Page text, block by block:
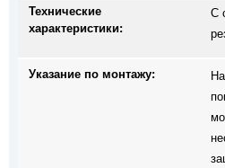
Технические
характеристики:
С
Указание по монтажу: